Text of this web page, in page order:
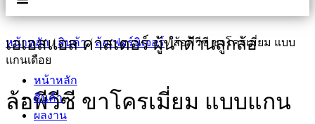
เอเอสแอล คาสเตอร์ ผู้นำด้านลูกล้อ
หน้าหลัก
สินค้า
ผลงาน
หน้าหลัก/ สินค้า/ล้อเฟอร์นิเจอร์/ ล้อพีวีซี ขาโครเมี่ยม แบบ
แกนเดือย
ล้อพีวีซี ขาโครเมี่ยม แบบแกน